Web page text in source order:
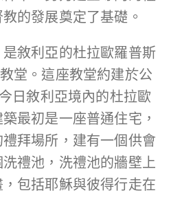
的發展奠定了基礎。
敘利亞的杜拉歐羅普斯
堂。這座教堂約建於公
日敘利亞境內的杜拉歐
最初是一座普通住宅，
拜場所，建有一個供會
禮池，洗禮池的牆壁上
包括耶穌與彼得行走在